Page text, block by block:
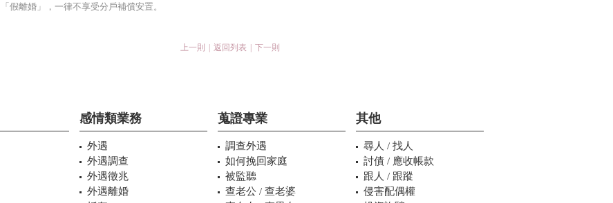
「假離婚」，一律不享受分戶補償安置。
上一則 返回列表 下一則
感情類業務
外遇
外遇調查
外遇徵兆
外遇離婚
蒐證專業
調查外遇
如何挽回家庭
被監聽
查老公 / 查老婆
其他
尋人 / 找人
討債 / 應收帳款
跟人 / 跟蹤
侵害配偶權